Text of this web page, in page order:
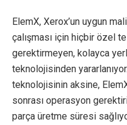
ElemX, Xerox’un uygun
çalışması için hiçbir özel
gerektirmeyen, kolayca
teknolojisinden
teknolojisinin aksine,
sonrası operasyon
parça üretme süresi